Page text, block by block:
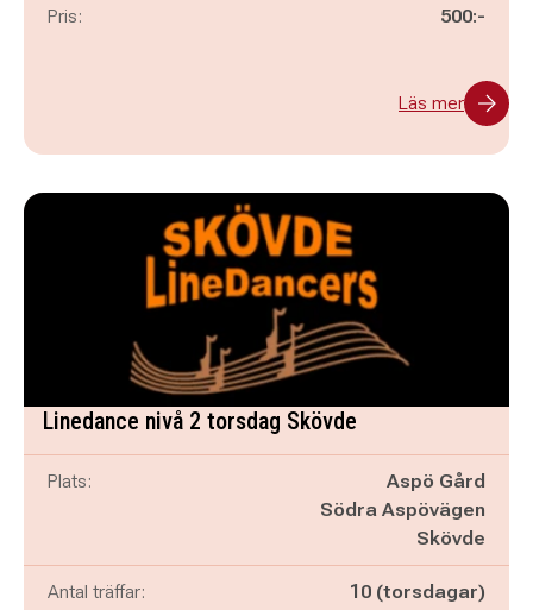
Pris: 500:-
Läs mer
Linedance nivå 2 torsdag Skövde
Plats:
Aspö Gård
Södra Aspövägen
Skövde
Antal träffar: 10 (torsdagar)